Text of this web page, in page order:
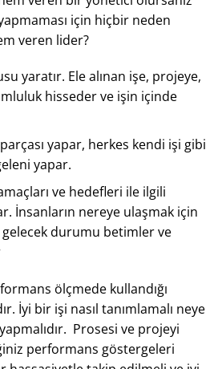
için hiçbir neden
veren lider?
yaratır. Ele alınan işe, projeye,
hisseder ve işin içinde
yapar, herkes kendi işi gibi
yapar.
ve hedefleri ile ilgili
İnsanların nereye ulaşmak için
gelecek durumu betimler ve
ölçmede kullandığı
İyi bir işi nasıl tanımlamalı neye
Prosesi ve projeyi
performans göstergeleri